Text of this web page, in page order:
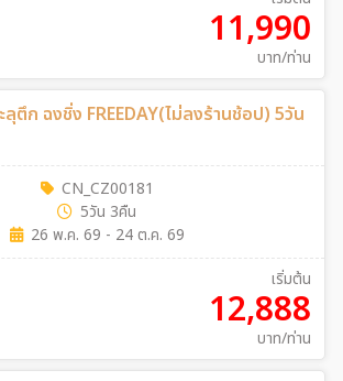
11,990
บาท/ท่าน
ตึก ฉงชิ่ง FREEDAY(ไม่ลงร้านช้อป) 5วัน
CN_CZ00181
5วัน 3คืน
26 พ.ค. 69 - 24 ต.ค. 69
เริ่มต้น
12,888
บาท/ท่าน